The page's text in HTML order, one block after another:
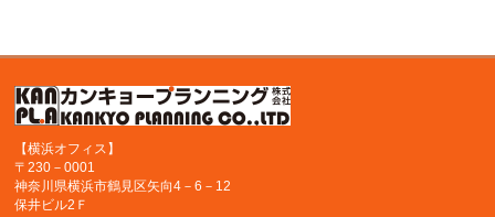
【横浜オフィス】
〒230－0001
神奈川県横浜市鶴見区矢向4－6－12
保井ビル2Ｆ